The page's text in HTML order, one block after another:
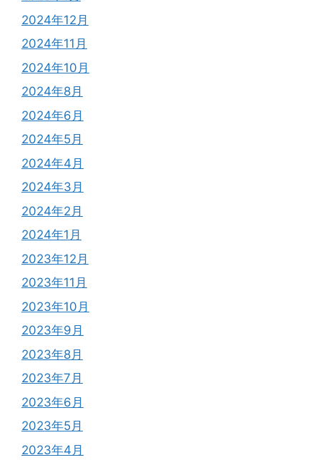
2024年12月
2024年11月
2024年10月
2024年8月
2024年6月
2024年5月
2024年4月
2024年3月
2024年2月
2024年1月
2023年12月
2023年11月
2023年10月
2023年9月
2023年8月
2023年7月
2023年6月
2023年5月
2023年4月